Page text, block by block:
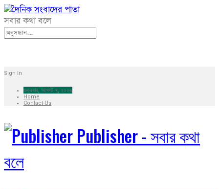
সবার কথা বলে
Sign In
শুক্রবার, আগস্ট ৭, ২০২৬
Home
Contact Us
Publisher - সবার কথা
বলে